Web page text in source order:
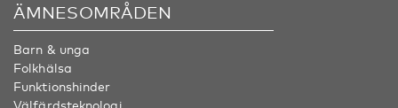
ÄMNESOMRÅDEN
Barn & unga
Folkhälsa
Funktionshinder
Välfärdsteknologi